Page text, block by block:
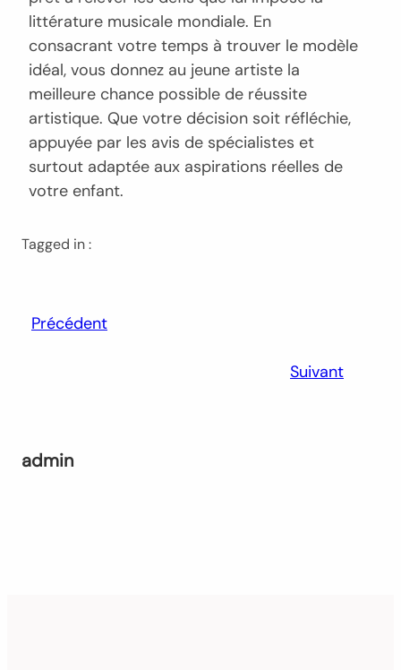
littérature musicale mondiale. En
consacrant votre temps à trouver le modèle
idéal, vous donnez au jeune artiste la
meilleure chance possible de réussite
artistique. Que votre décision soit réfléchie,
appuyée par les avis de spécialistes et
surtout adaptée aux aspirations réelles de
votre enfant.
Tagged in :
Précédent
Suivant
admin